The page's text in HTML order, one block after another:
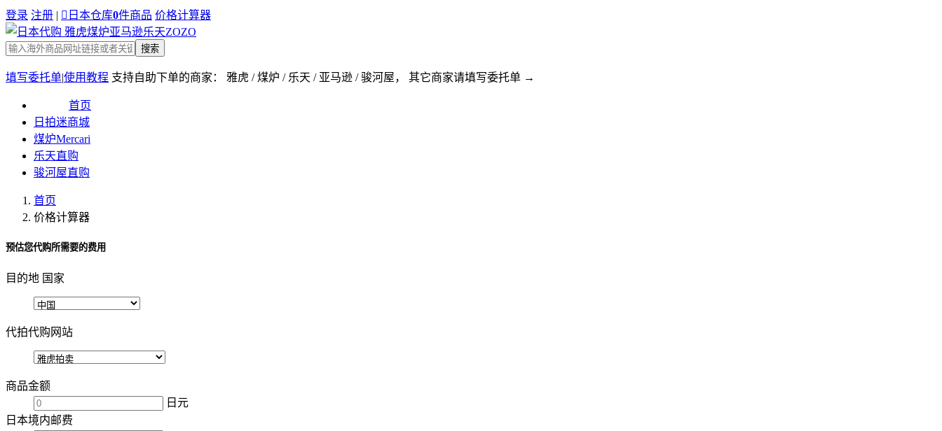
登录 注册 |  日本仓库0件商品 价格计算器
搜索
填写委托单|使用教程 支持自助下单的商家： 雅虎 / 煤炉 / 乐天 / 亚马逊 / 骏河屋， 其它商家请填写委托单 →
首页
日拍迷商城
煤炉Mercari
乐天直购
骏河屋直购
首页
价格计算器
预估您代购所需要的费用
目的地 国家
代拍代购网站
商品金额
日元
日本境内邮费